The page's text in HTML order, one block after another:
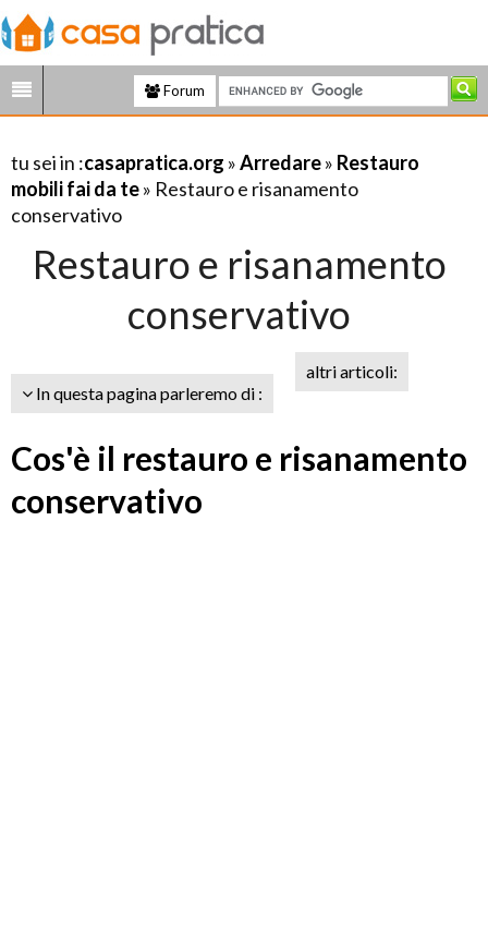
Forum
tu sei in :casapratica.org »Arredare» Restauro
mobili fai da te» Restauro e risanamento
conservativo
Restauro e risanamento
conservativo
In questa pagina parleremo di :
altri articoli:
Cos'è il restauro e risanamento
conservativo